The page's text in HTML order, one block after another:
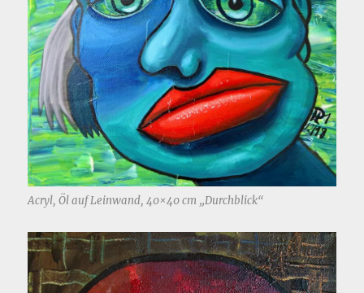
Acryl, Öl auf Leinwand, 40×40 cm „Durchblick“